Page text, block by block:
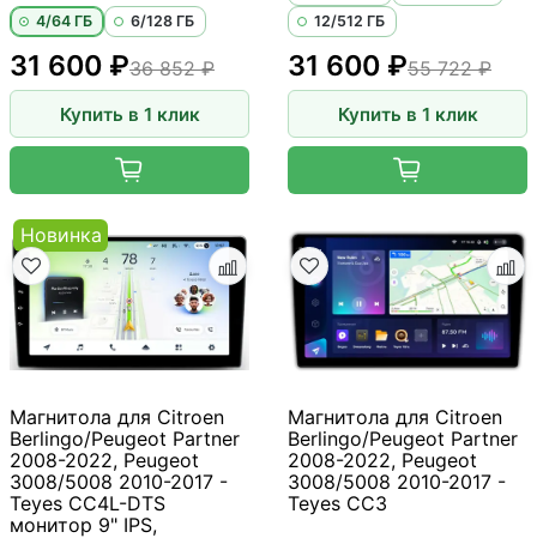
4/64 ГБ 6/128 ГБ
31 600 ₽36 852 ₽
Купить в 1 клик
12/512 ГБ
31 600 ₽55 722 ₽
Купить в 1 клик
Новинка
Магнитола для Citroen
Berlingo/Peugeot Partner
2008-2022, Peugeot
3008/5008 2010-2017 -
Teyes CC4L-DTS
монитор 9" IPS,
Магнитола для Citroen
Berlingo/Peugeot Partner
2008-2022, Peugeot
3008/5008 2010-2017 -
Teyes CC3